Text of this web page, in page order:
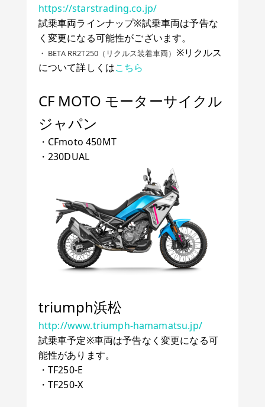
https://starstrading.co.jp/
試乗車両ラインナップ※試乗車両は予告な
く変更になる可能性がございます。
・ BETA RR2T250（リクルス装着車両） ※リクルス
について詳しくはこちら
CF MOTO モーターサイクル
ジャパン
・CFmoto 450MT
・230DUAL
triumph浜松
http://www.triumph-hamamatsu.jp/
試乗車予定※車両は予告なく変更になる可
能性があります。
・TF250-E
・TF250-X